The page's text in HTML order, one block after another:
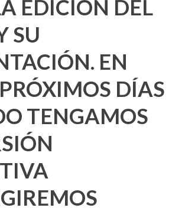
EDICIÓN DEL
SU
EN
DÍAS
TENGAMOS